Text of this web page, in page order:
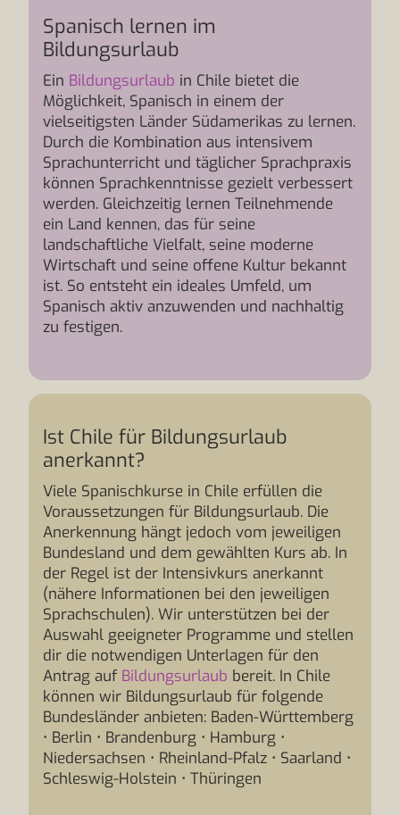
Spanisch lernen im
Bildungsurlaub
Ein Bildungsurlaub in Chile bietet die
Möglichkeit, Spanisch in einem der
vielseitigsten Länder Südamerikas zu lernen.
Durch die Kombination aus intensivem
Sprachunterricht und täglicher Sprachpraxis
können Sprachkenntnisse gezielt verbessert
werden. Gleichzeitig lernen Teilnehmende
ein Land kennen, das für seine
landschaftliche Vielfalt, seine moderne
Wirtschaft und seine offene Kultur bekannt
ist. So entsteht ein ideales Umfeld, um
Spanisch aktiv anzuwenden und nachhaltig
zu festigen.
Ist Chile für Bildungsurlaub
anerkannt?
Viele Spanischkurse in Chile erfüllen die
Voraussetzungen für Bildungsurlaub. Die
Anerkennung hängt jedoch vom jeweiligen
Bundesland und dem gewählten Kurs ab. In
der Regel ist der Intensivkurs anerkannt
(nähere Informationen bei den jeweiligen
Sprachschulen). Wir unterstützen bei der
Auswahl geeigneter Programme und stellen
dir die notwendigen Unterlagen für den
Antrag auf Bildungsurlaub bereit. In Chile
können wir Bildungsurlaub für folgende
Bundesländer anbieten: Baden-Württemberg
• Berlin • Brandenburg • Hamburg •
Niedersachsen • Rheinland-Pfalz • Saarland •
Schleswig-Holstein • Thüringen